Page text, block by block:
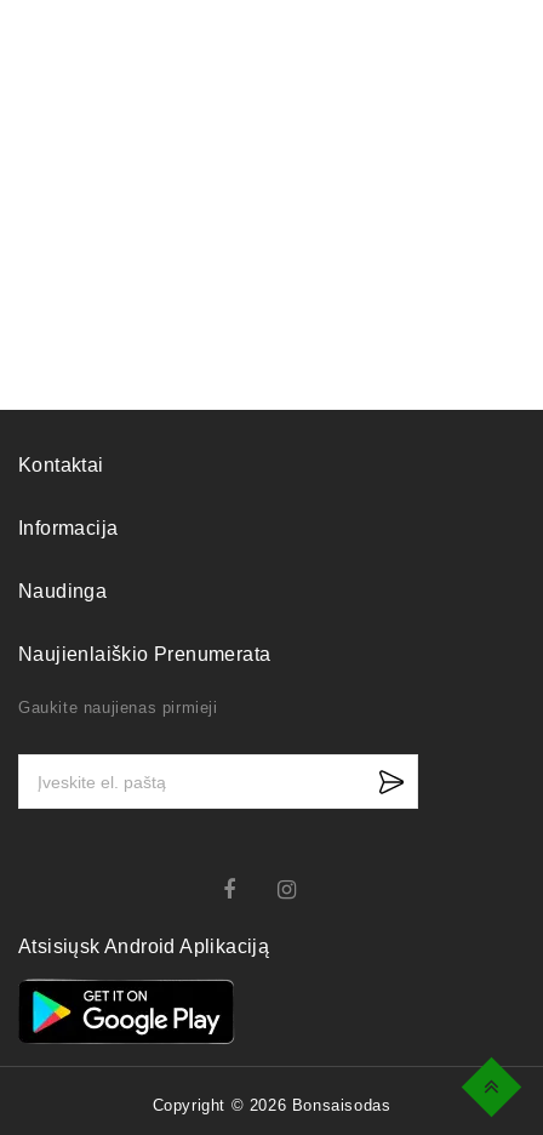
Kontaktai
Informacija
Naudinga
Naujienlaiškio Prenumerata
Gaukite naujienas pirmieji
Atsisiųsk Android Aplikaciją
Copyright © 2026 Bonsaisodas